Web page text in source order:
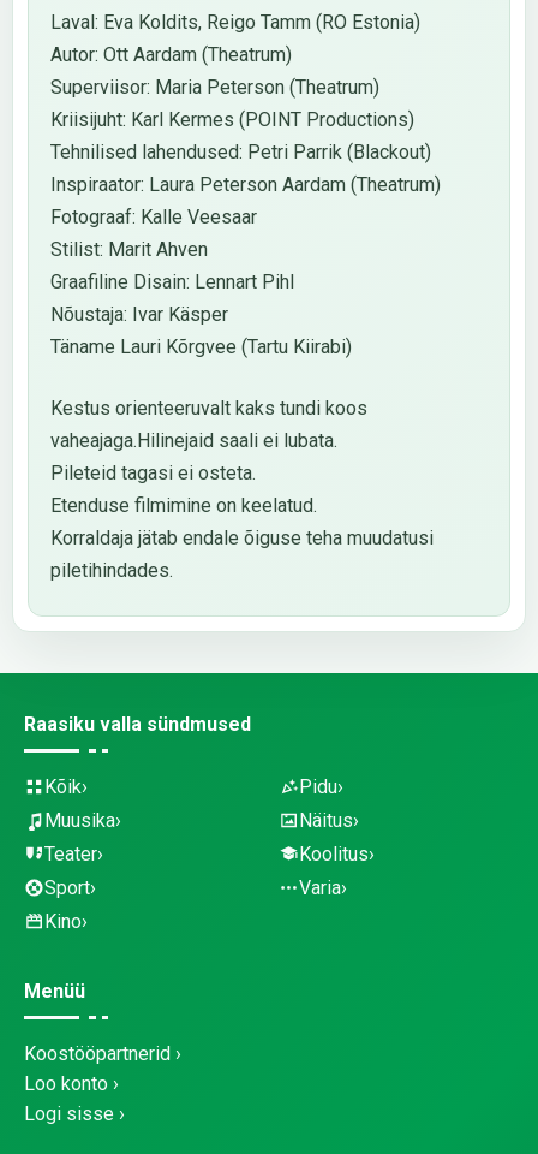
Laval: Eva Koldits, Reigo Tamm (RO Estonia)
Autor: Ott Aardam (Theatrum)
Superviisor: Maria Peterson (Theatrum)
Kriisijuht: Karl Kermes (POINT Productions)
Tehnilised lahendused: Petri Parrik (Blackout)
Inspiraator: Laura Peterson Aardam (Theatrum)
Fotograaf: Kalle Veesaar
Stilist: Marit Ahven
Graafiline Disain: Lennart Pihl
Nõustaja: Ivar Käsper
Täname Lauri Kõrgvee (Tartu Kiirabi)
Kestus orienteeruvalt kaks tundi koos
vaheajaga.Hilinejaid saali ei lubata.
Pileteid tagasi ei osteta.
Etenduse filmimine on keelatud.
Korraldaja jätab endale õiguse teha muudatusi
piletihindades.
Raasiku valla sündmused
Kõik
Muusika
Teater
Sport
Kino
Pidu
Näitus
Koolitus
Varia
Menüü
Koostööpartnerid
Loo konto
Logi sisse